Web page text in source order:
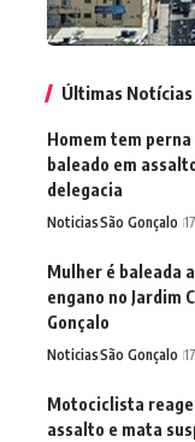
Últimas Notícias
Homem tem
baleado em
delegacia
NoticiasSão Gonçalo
Mulher é baleada
engano no Jardim
Gonçalo
NoticiasSão Gonçalo
Motociclista
assalto e mata